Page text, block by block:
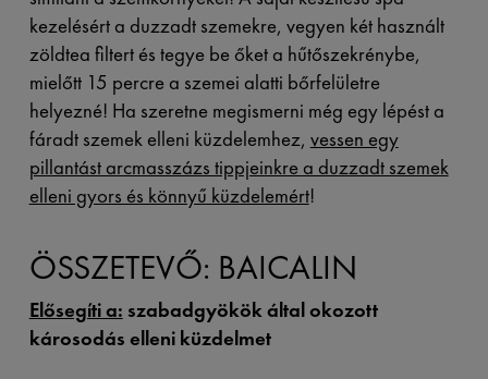
kezelésért a duzzadt szemekre, vegyen két használt
zöldtea filtert és tegye be őket a hűtőszekrénybe,
mielőtt 15 percre a szemei alatti bőrfelületre
helyezné! Ha szeretne megismerni még egy lépést a
fáradt szemek elleni küzdelemhez, vessen egy
pillantást arcmasszázs tippjeinkre a duzzadt szemek
elleni gyors és könnyű küzdelemért!
ÖSSZETEVŐ: BAICALIN
Elősegíti a: szabadgyökök által okozott
károsodás elleni küzdelmet